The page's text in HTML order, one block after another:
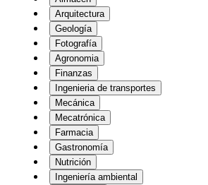
Arquitectura
Geología
Fotografía
Agronomia
Finanzas
Ingenieria de transportes
Mecánica
Mecatrónica
Farmacia
Gastronomía
Nutrición
Ingeniería ambiental